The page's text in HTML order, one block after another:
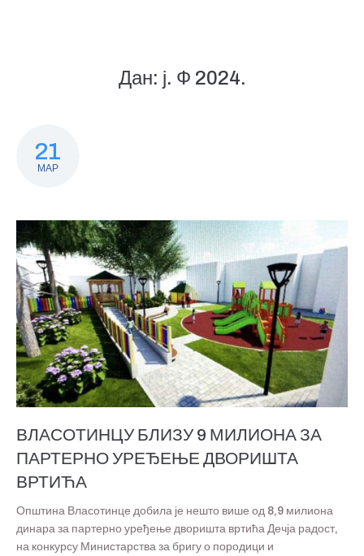
Дан: ј. Ф 2024.
21
МАР
ВЛАСОТИНЦУ БЛИЗУ 9 МИЛИОНА ЗА
ПАРТЕРНО УРЕЂЕЊЕ ДВОРИШТА
ВРТИЋА
Општина Власотинце добила је нешто више од 8,9 милиона
динара за партерно уређење дворишта вртића Дечја радост,
на конкурсу Министарства за бригу о породици и